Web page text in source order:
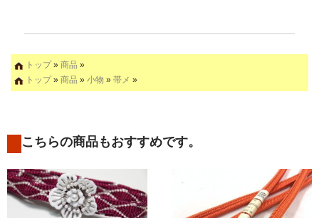
トップ» 商品 »
トップ» 商品 » 小物 » 帯メ »
こちらの商品もおすすめです。